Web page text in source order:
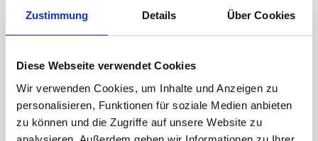
Zustimmung Details Über Cookies
Diese Webseite verwendet Cookies
Wir verwenden Cookies, um Inhalte und Anzeigen zu
personalisieren, Funktionen für soziale Medien anbieten
zu können und die Zugriffe auf unsere Website zu